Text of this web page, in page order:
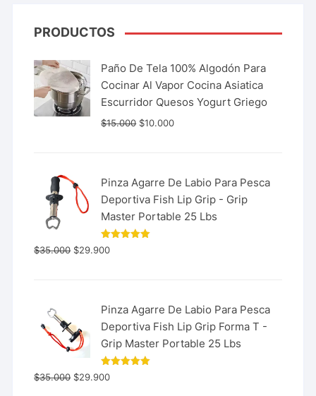
PRODUCTOS
Paño De Tela 100% Algodón Para
Cocinar Al Vapor Cocina Asiatica
Escurridor Quesos Yogurt Griego
$15.000 $10.000
Pinza Agarre De Labio Para Pesca
Deportiva Fish Lip Grip - Grip
Master Portable 25 Lbs
Valorado
con
$35.000 $29.900
Pinza Agarre De Labio Para Pesca
Deportiva Fish Lip Grip Forma T -
Grip Master Portable 25 Lbs
Valorado
con
$35.000 $29.900